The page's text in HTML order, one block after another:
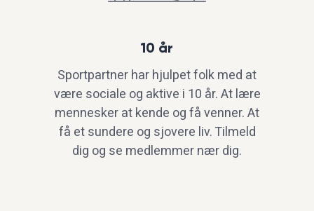
10 år
Sportpartner har hjulpet folk med at
være sociale og aktive i 10 år. At lære
mennesker at kende og få venner. At
få et sundere og sjovere liv. Tilmeld
dig og se medlemmer nær dig.